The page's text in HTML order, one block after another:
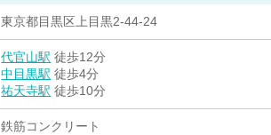
東京都目黒区上目黒2-44-24
代官山駅 徒歩12分
中目黒駅 徒歩4分
祐天寺駅 徒歩10分
鉄筋コンクリート